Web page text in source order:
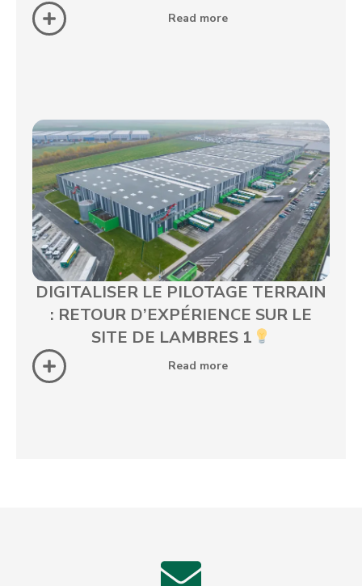
Read more
DIGITALISER LE PILOTAGE TERRAIN
: RETOUR D’EXPÉRIENCE SUR LE
SITE DE LAMBRES 1
Read more